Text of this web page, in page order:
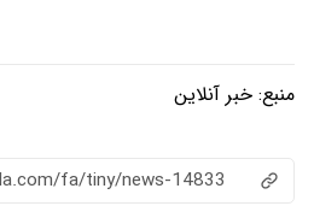
منبع: خبر آنلاین
fa/tiny/news-14833